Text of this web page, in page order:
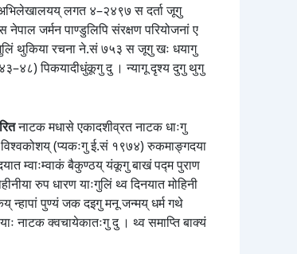
लगत ४–२४९७ स दर्ता जूगु
जर्मन पाण्डुलिपि संरक्षण परियोजनां ए
थुकिया रचना ने.सं ७५३ स जूगु खः धयागु
पिकयादीधुंकूगु दु । न्यागू दृश्य दुगु थुगु
नाटक मधासे एकादशीव्रत नाटक धाःगु
(प्यकःगु ई.सं १९७४) रुकमाङ्गदया
म्वाःम्वाकं बैकुण्ठय् यंकूगु बाखं पद्म पुराण
रुप धारण याःगुलिं थ्व दिनयात मोहिनी
न्हापां पुण्यं जक दइगु मनू जन्मय् धर्म गथे
नाटक क्वचायेकातःगु दु । थ्व समाप्ति बाक्यं